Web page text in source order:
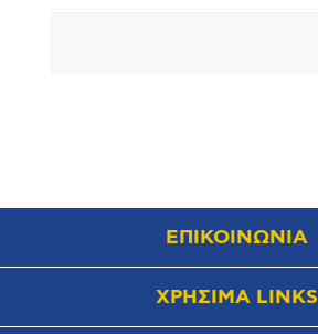
ΕΠΙΚΟΙΝΩΝΙΑ
ΧΡΗΣΙΜΑ LINKS